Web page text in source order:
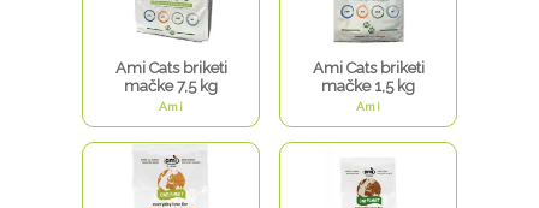
Ami Cats briketi
mačke 7,5 kg
Ami
Ami Cats briketi
mačke 1,5 kg
Ami